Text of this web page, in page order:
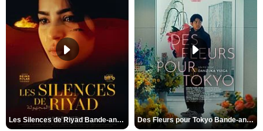
Les Silences de Riyad Bande-annonce VO STFR Des Fleurs pour Tokyo Bande-annonce VO STFR